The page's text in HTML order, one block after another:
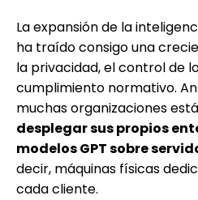
La expansión de la
ha traído consigo una
la privacidad, el control de
cumplimiento normativo.
muchas organizaciones
desplegar sus propios
modelos GPT sobre
decir, máquinas físicas
cada cliente.